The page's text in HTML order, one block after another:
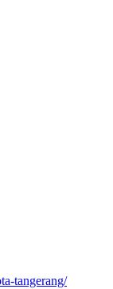
tangerang/